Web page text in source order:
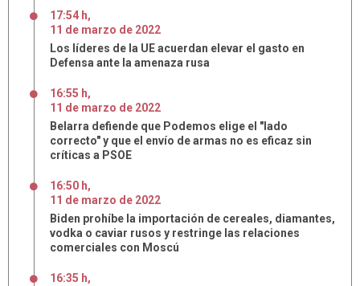
17:54 h,
11 de marzo de 2022
Los líderes de la UE acuerdan elevar el gasto en
Defensa ante la amenaza rusa
16:55 h,
11 de marzo de 2022
Belarra defiende que Podemos elige el "lado
correcto" y que el envío de armas no es eficaz sin
críticas a PSOE
16:50 h,
11 de marzo de 2022
Biden prohíbe la importación de cereales, diamantes,
vodka o caviar rusos y restringe las relaciones
comerciales con Moscú
16:35 h,